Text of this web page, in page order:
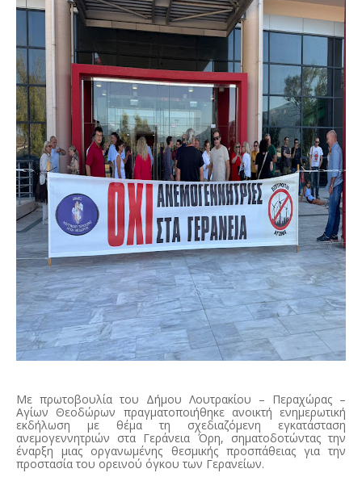
Με πρωτοβουλία του Δήμου Λουτρακίου – Περαχώρας –
Αγίων Θεοδώρων πραγματοποιήθηκε ανοικτή ενημερωτική
εκδήλωση με θέμα τη σχεδιαζόμενη εγκατάσταση
ανεμογεννητριών στα Γεράνεια Όρη, σηματοδοτώντας την
έναρξη μιας οργανωμένης θεσμικής προσπάθειας για την
προστασία του ορεινού όγκου των Γερανείων.